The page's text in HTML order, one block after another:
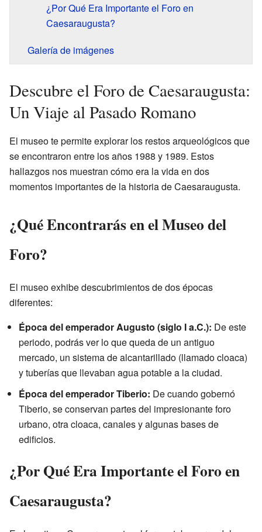
¿Por Qué Era Importante el Foro en
Caesaraugusta?
Galería de imágenes
Descubre el Foro de Caesaraugusta:
Un Viaje al Pasado Romano
El museo te permite explorar los restos arqueológicos que
se encontraron entre los años 1988 y 1989. Estos
hallazgos nos muestran cómo era la vida en dos
momentos importantes de la historia de Caesaraugusta.
¿Qué Encontrarás en el Museo del
Foro?
El museo exhibe descubrimientos de dos épocas
diferentes:
Época del emperador Augusto (siglo I a.C.): De este
periodo, podrás ver lo que queda de un antiguo
mercado, un sistema de alcantarillado (llamado cloaca)
y tuberías que llevaban agua potable a la ciudad.
Época del emperador Tiberio: De cuando gobernó
Tiberio, se conservan partes del impresionante foro
urbano, otra cloaca, canales y algunas bases de
edificios.
¿Por Qué Era Importante el Foro en
Caesaraugusta?